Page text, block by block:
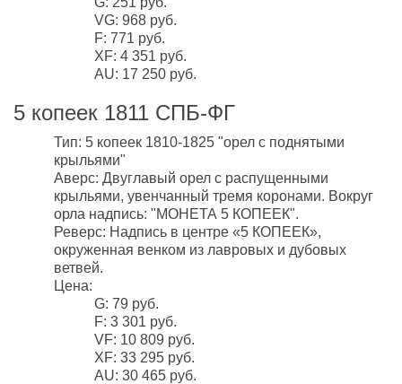
VG: 968 руб.
F: 771 руб.
XF: 4 351 руб.
AU: 17 250 руб.
5 копеек 1811 СПБ-ФГ
Тип: 5 копеек 1810-1825 "орел с поднятыми
крыльями"
Аверс: Двуглавый орел с распущенными
крыльями, увенчанный тремя коронами. Вокруг
орла надпись: "МОНЕТА 5 КОПЕЕК".
Реверс: Надпись в центре «5 КОПЕЕК»,
окруженная венком из лавровых и дубовых
ветвей.
Цена:
G: 79 руб.
F: 3 301 руб.
VF: 10 809 руб.
XF: 33 295 руб.
AU: 30 465 руб.